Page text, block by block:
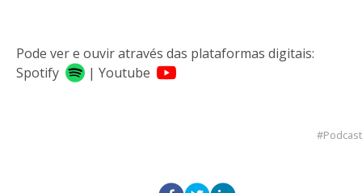
Pode ver e ouvir através das plataformas digitais:
Spotify
| Youtube
Podcast